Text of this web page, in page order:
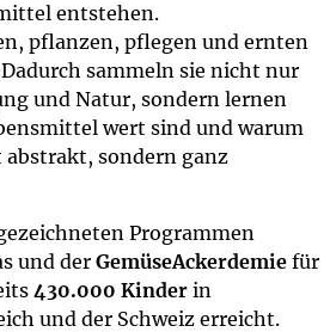
entstehen.
pflanzen, pflegen und ernten
sammeln sie nicht nur
und Natur, sondern lernen
wert sind und warum
sondern ganz
Programmen
und der GemüseAckerdemiefür
430.000 Kinderin
und der Schweiz erreicht.